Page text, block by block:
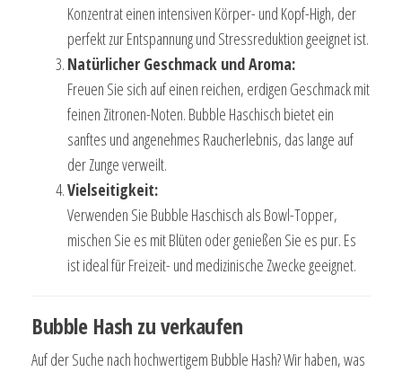
Konzentrat einen intensiven Körper- und Kopf-High, der
perfekt zur Entspannung und Stressreduktion geeignet ist.
Natürlicher Geschmack und Aroma:
Freuen Sie sich auf einen reichen, erdigen Geschmack mit
feinen Zitronen-Noten. Bubble Haschisch bietet ein
sanftes und angenehmes Raucherlebnis, das lange auf
der Zunge verweilt.
Vielseitigkeit:
Verwenden Sie Bubble Haschisch als Bowl-Topper,
mischen Sie es mit Blüten oder genießen Sie es pur. Es
ist ideal für Freizeit- und medizinische Zwecke geeignet.
Bubble Hash zu verkaufen
Auf der Suche nach hochwertigem Bubble Hash? Wir haben, was